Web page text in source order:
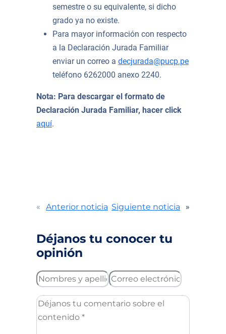
semestre o su equivalente, si dicho
grado ya no existe.
Para mayor información con respecto
a la Declaración Jurada Familiar
enviar un correo a decjurada@pucp.pe
teléfono 6262000 anexo 2240.
Nota: Para descargar el formato de
Declaración Jurada Familiar, hacer click
aquí.
« Anterior noticia Siguiente noticia »
Déjanos tu conocer tu
opinión